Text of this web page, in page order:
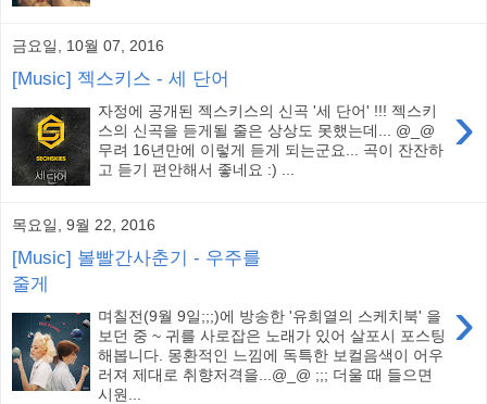
금요일, 10월 07, 2016
[Music] 젝스키스 - 세 단어
›
자정에 공개된 젝스키스의 신곡 '세 단어' !!! 젝스키
스의 신곡을 듣게될 줄은 상상도 못했는데... @_@
무려 16년만에 이렇게 듣게 되는군요... 곡이 잔잔하
고 듣기 편안해서 좋네요 :) ...
목요일, 9월 22, 2016
[Music] 볼빨간사춘기 - 우주를
줄게
›
며칠전(9월 9일;;;)에 방송한 '유희열의 스케치북' 을
보던 중 ~ 귀를 사로잡은 노래가 있어 살포시 포스팅
해봅니다. 몽환적인 느낌에 독특한 보컬음색이 어우
러져 제대로 취향저격을...@_@ ;;; 더울 때 들으면
시원...